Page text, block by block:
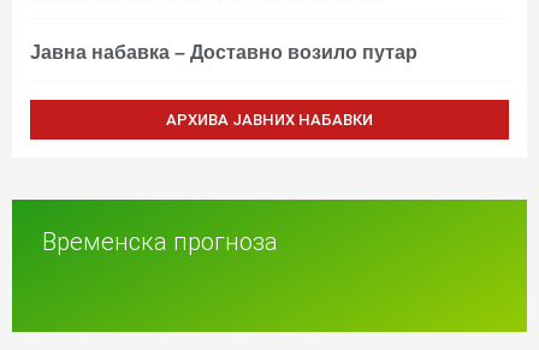
Јавна набавка – Доставно возило путар
АРХИВА ЈАВНИХ НАБАВКИ
Временска прогноза